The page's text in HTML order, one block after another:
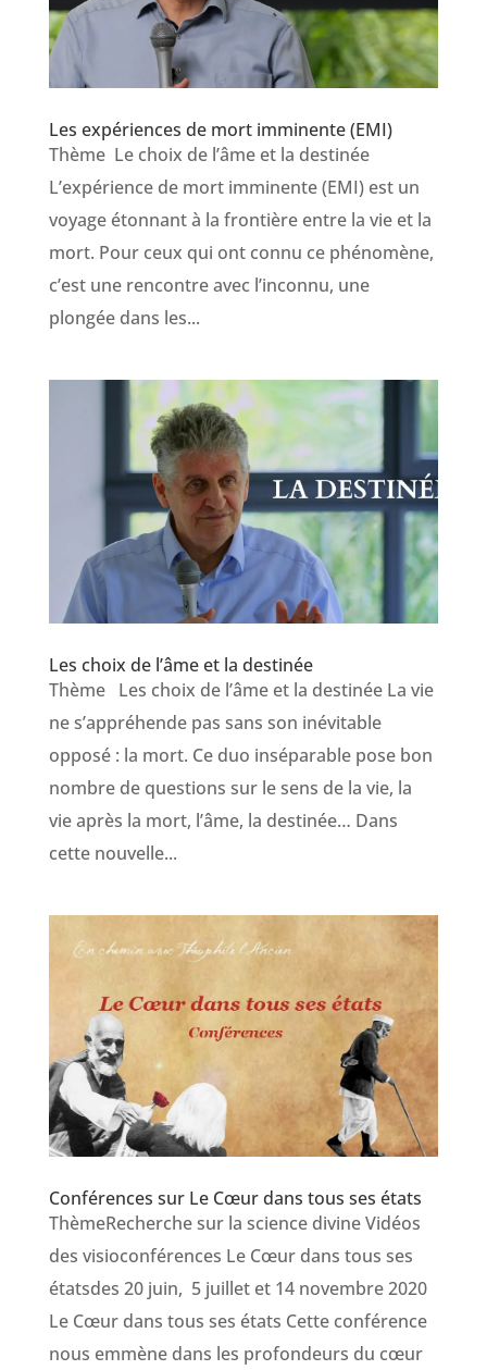
Les expériences de mort imminente (EMI)
Thème Le choix de l’âme et la destinée
L’expérience de mort imminente (EMI) est un
voyage étonnant à la frontière entre la vie et la
mort. Pour ceux qui ont connu ce phénomène,
c’est une rencontre avec l’inconnu, une
plongée dans les...
Les choix de l’âme et la destinée
Thème Les choix de l’âme et la destinée La vie
ne s’appréhende pas sans son inévitable
opposé : la mort. Ce duo inséparable pose bon
nombre de questions sur le sens de la vie, la
vie après la mort, l’âme, la destinée… Dans
cette nouvelle...
Conférences sur Le Cœur dans tous ses états
ThèmeRecherche sur la science divine Vidéos
des visioconférences Le Cœur dans tous ses
étatsdes 20 juin, 5 juillet et 14 novembre 2020
Le Cœur dans tous ses états Cette conférence
nous emmène dans les profondeurs du cœur